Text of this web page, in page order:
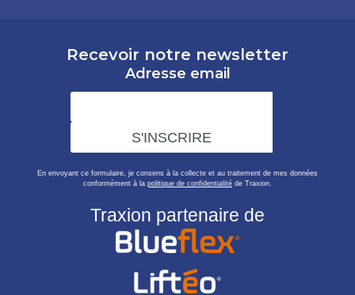
Recevoir notre newsletter
Adresse email
En envoyant ce formulaire, je consens à la collecte et au traitement de mes données
conformément à la politique de confidentialité de Traxion.
Traxion partenaire de